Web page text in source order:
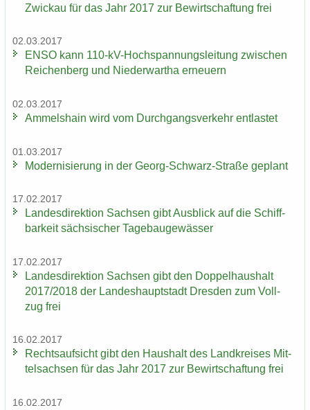
Zwi­ckau für das Jahr 2017 zur Be­wirt­schaf­tung frei
02.03.2017
ENSO kann 110-​kV-Hochspannungsleitung zwi­schen
Rei­chen­berg und Nie­der­wartha er­neu­ern
02.03.2017
Am­mels­hain wird vom Durch­gangs­ver­kehr ent­las­tet
01.03.2017
Mo­der­ni­sie­rung in der Georg-​Schwarz-Straße ge­plant
17.02.2017
Lan­des­di­rek­ti­on Sach­sen gibt Aus­blick auf die Schiff­
bar­keit säch­si­scher Ta­ge­bau­ge­wäs­ser
17.02.2017
Lan­des­di­rek­ti­on Sach­sen gibt den Dop­pel­haus­halt
2017/2018 der Lan­des­haupt­stadt Dres­den zum Voll­
zug frei
16.02.2017
Rechts­auf­sicht gibt den Haus­halt des Land­krei­ses Mit­
tel­sach­sen für das Jahr 2017 zur Be­wirt­schaf­tung frei
16.02.2017